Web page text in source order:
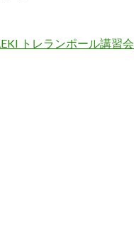
トレランポール講習会